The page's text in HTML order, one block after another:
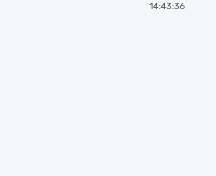
14:43:36